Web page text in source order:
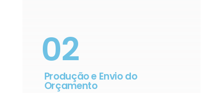
02
Produção e Envio do
Orçamento